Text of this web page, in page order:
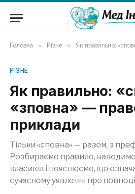
Головна » Різне » Як правильно: «сповна»
РІЗНЕ
Як правильно:
«зповна» —
приклади
Тільки «сповна» — разом, з
Розбираємо правило,
класиків і пояснюємо, що
сучасному уявленні про